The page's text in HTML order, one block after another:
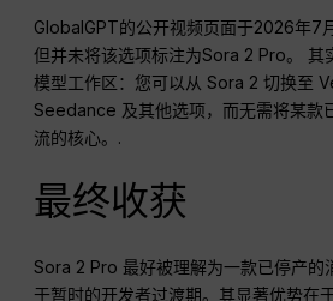
GlobalGPT的公开视频页面于2026年7
但并未将该选项标注为Sora 2 Pro。 其
模型工作区：您可以从 Sora 2 切换至
Seedance 及其他选项，而无需将某款
流的核心。.
最终收获
Sora 2 Pro 最好被理解为一款已停产的
于暂时的开发者过渡期。其显著优势在